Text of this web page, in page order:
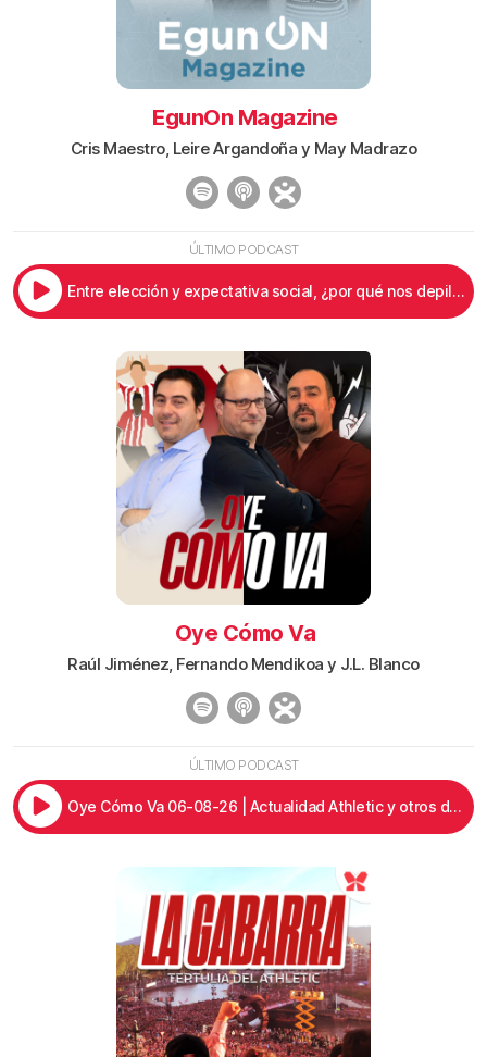
EgunOn Magazine
Cris Maestro, Leire Argandoña y May Madrazo
ÚLTIMO PODCAST
Entre elección y expectativa social, ¿por qué nos depilamos las mujeres?
Oye Cómo Va
Raúl Jiménez, Fernando Mendikoa y J.L. Blanco
ÚLTIMO PODCAST
Oye Cómo Va 06-08-26 | Actualidad Athletic y otros deportes